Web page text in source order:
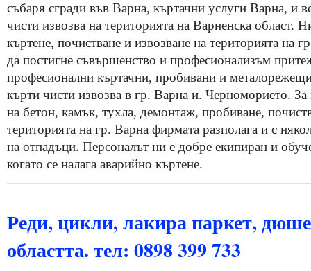
събаря сгради във Варна, къртачни услуги Варна, и
чисти извозва на територията на Варненска област.
къртене, почистване и извозване на територията на
да постигне съвършенство и професионализъм
професионални къртачни, пробивани и
кърти чисти извозва в гр. Варна и. Черноморието.
на бетон, камък, тухла, демонтаж, пробиване,
територията на гр. Варна фирмата разполага и с
на отпадъци. Персоналът ни е добре екипиран и
когато се налага аварийно къртене.
Реди, цикли, лакира паркет,
областта. тел: 0898 399 733